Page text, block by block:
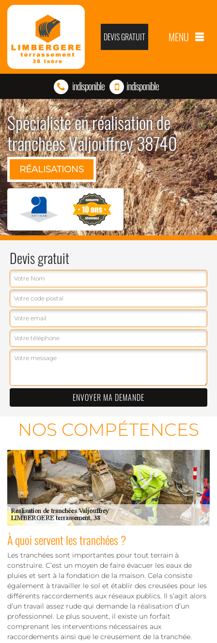
DEVIS GRATUIT MENU
indisponible indisponible
Spécialiste en réalisation de
tranchées Valjouffrey 38740
RÉALISATIONS
Devis gratuit
NOS COMPÉTENCES
À quoi servent les tranchées ?
Les tranchées sont importantes pour tout terrain à
construire. C’est un moyen de faire évacuer les eaux de
pluies et sert à la fondation de la maison. Cela consiste
également à travailler le sol et établir des creusées pour les
différents raccordements aux réseaux publics. Il s’agit alors
d’un travail assez rude qui demande la réalisation d’un
professionnel. Le plus souvent, il existe un forfait
comprenant les interventions nécessaires aux
raccordements ainsi que le creusement de la tranchée.